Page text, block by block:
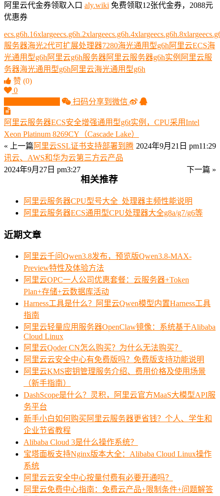
阿里云代金券领取入口 aly.wiki 免费领取12张代金券，2088元
优惠券
ecs.g6h.16xlargeecs.g6h.2xlargeecs.g6h.4xlargeecs.g6h.8xlarge
服务器海光2代可扩展处理器7280海光通用型g6h 阿里云ECS海
光通用型g6h 阿里云g6h服务器阿里云服务器g6h实例 阿里云服
务器海光通用型g6h 阿里云海光通用型g6h
赞 (0)
0
扫码分享到微信
阿里云服务器ECS安全增强通用型g6t实例，CPU采用Intel
Xeon Platinum 8269CY（Cascade Lake）
« 上一篇
2024年9月21日 pm11:29
阿里云SSL证书支持部署到腾
讯云、AWS和华为云第三方云产品
下一篇 »
2024年9月27日 pm3:27
相关推荐
阿里云服务器CPU型号大全_处理器主频性能说明
阿里云服务器ECS通用型CPU处理器大全g8a/g7/g6等
近期文章
阿里云千问Qwen3.8发布，预览版Qwen3.8-MAX-
Preview特性及体验方法
阿里云OPC一人公司优惠套餐：云服务器+Token
Plan+存储+云数据库活动
Harness工具是什么？阿里云Qwen模型内置Harness工具
指南
阿里云轻量应用服务器OpenClaw镜像：系统基于Alibaba
Cloud Linux
阿里云Qoder CN怎么购买？为什么无法购买？
阿里云云安全中心有免费版吗？免费版支持功能说明
阿里云KMS密钥管理服务介绍、费用价格及使用场景
（新手指南）
DashScope是什么？灵积，阿里云官方MaaS大模型API服
务平台
新手小白如何购买阿里云服务器更省钱？个人、学生和
企业节省教程
Alibaba Cloud 3是什么操作系统？
宝塔面板支持Nginx版本大全：Alibaba Cloud Linux操作
系统
阿里云云安全中心按量付费有必要开通吗？
阿里云免费中心指南：免费云产品+限制条件+问题解答